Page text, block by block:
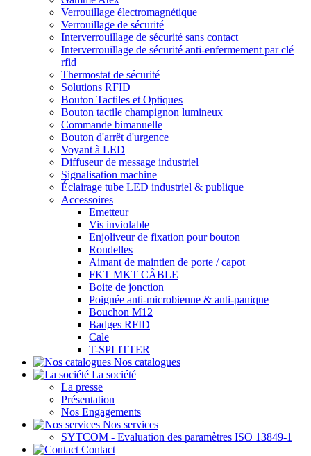
Verrouillage électromagnétique
Verrouillage de sécurité
Interverrouillage de sécurité sans contact
Interverrouillage de sécurité anti-enfermement par clé
rfid
Thermostat de sécurité
Solutions RFID
Bouton Tactiles et Optiques
Bouton tactile champignon lumineux
Commande bimanuelle
Bouton d'arrêt d'urgence
Voyant à LED
Diffuseur de message industriel
Signalisation machine
Éclairage tube LED industriel & publique
Accessoires
Emetteur
Vis inviolable
Enjoliveur de fixation pour bouton
Rondelles
Aimant de maintien de porte / capot
FKT MKT CÂBLE
Boite de jonction
Poignée anti-microbienne & anti-panique
Bouchon M12
Badges RFID
Cale
T-SPLITTER
Nos catalogues
La société
La presse
Présentation
Nos Engagements
Nos services
SYTCOM - Evaluation des paramètres ISO 13849-1
Contact